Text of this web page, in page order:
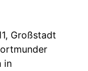
Großstadt
in